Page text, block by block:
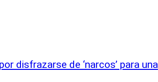
disfrazarse de ‘narcos’ para una